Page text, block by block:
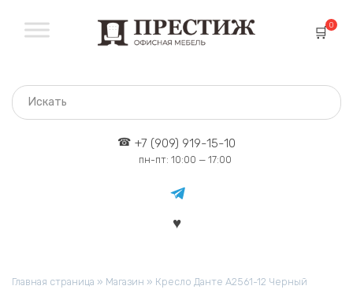
содержанию
0
+7 (909) 919-15-10
пн-пт: 10:00 — 17:00
Главная страница » Магазин » Кресло Данте A2561-12 Черный